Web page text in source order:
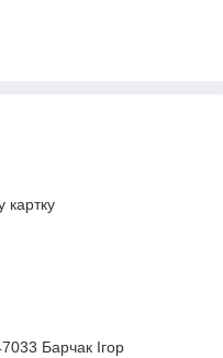
картку
Барчак Ігор